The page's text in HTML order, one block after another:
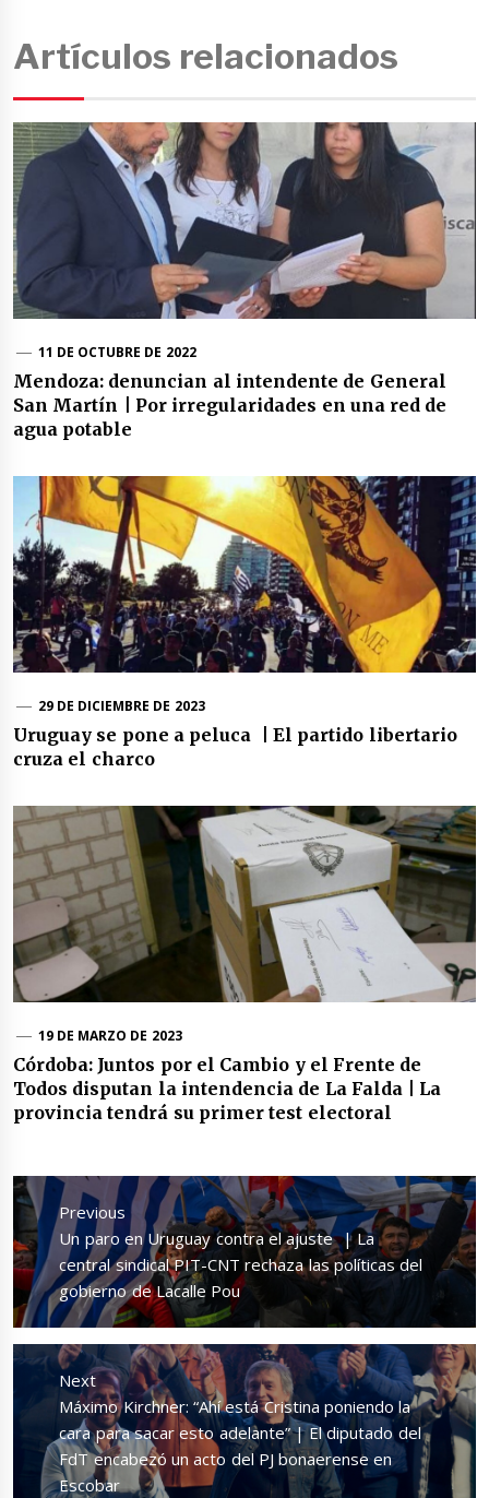
Artículos relacionados
11 DE OCTUBRE DE 2022
Mendoza: denuncian al intendente de General
San Martín | Por irregularidades en una red de
agua potable
29 DE DICIEMBRE DE 2023
Uruguay se pone a peluca | El partido libertario
cruza el charco
19 DE MARZO DE 2023
Córdoba: Juntos por el Cambio y el Frente de
Todos disputan la intendencia de La Falda | La
provincia tendrá su primer test electoral
Navegación
de
entradas
Previous
Previous
post:
Un paro en Uruguay contra el ajuste | La
central sindical PIT-CNT rechaza las políticas del
gobierno de Lacalle Pou
Next
Next
post:
Máximo Kirchner: “Ahí está Cristina poniendo la
cara para sacar esto adelante” | El diputado del
FdT encabezó un acto del PJ bonaerense en
Escobar